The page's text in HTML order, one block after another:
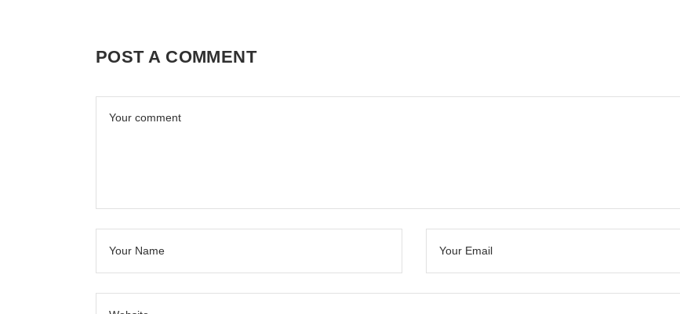
POST A COMMENT